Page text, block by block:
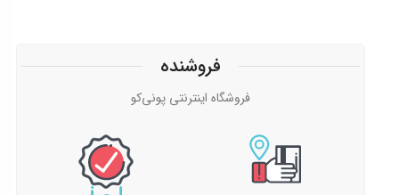
فروشنده
فروشگاه اینترنتی پونی‌کو